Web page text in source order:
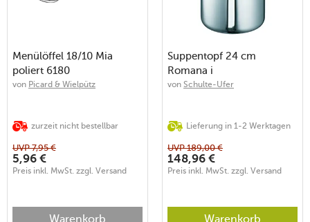
Menülöffel 18/10 Mia
poliert 6180
von Picard & Wielpütz
zurzeit nicht bestellbar
UVP7,95 €
5,96 €
Preis inkl. MwSt. zzgl. Versand
Warenkorb
Suppentopf 24 cm
Romana i
von Schulte-Ufer
Lieferung in 1-2 Werktagen
UVP189,00 €
148,96 €
Preis inkl. MwSt. zzgl. Versand
Warenkorb